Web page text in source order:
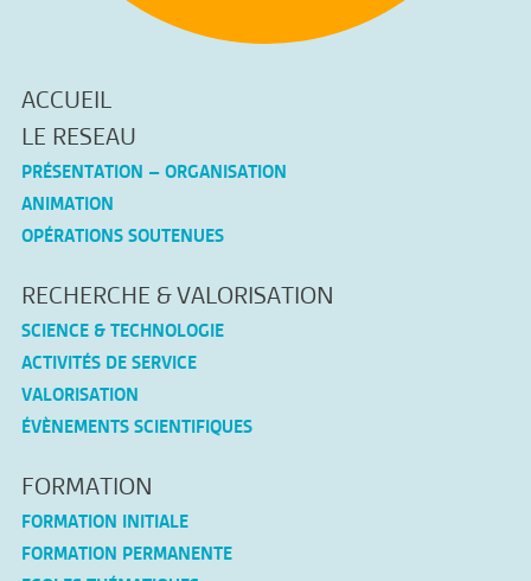
ACCUEIL
LE RESEAU
PRÉSENTATION – ORGANISATION
ANIMATION
OPÉRATIONS SOUTENUES
RECHERCHE & VALORISATION
SCIENCE & TECHNOLOGIE
ACTIVITÉS DE SERVICE
VALORISATION
ÉVÈNEMENTS SCIENTIFIQUES
FORMATION
FORMATION INITIALE
FORMATION PERMANENTE